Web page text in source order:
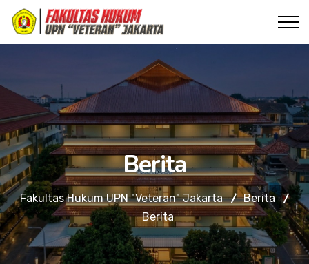
Berita
Fakultas Hukum UPN "Veteran" Jakarta
Berita
Berita